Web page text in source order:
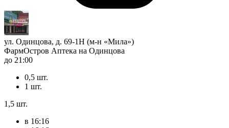
ул. Одинцова, д. 69-1Н (м-н «Мила»)
ФармОстров Аптека на Одинцова
до 21:00
0,5 шт.
1 шт.
1,5 шт.
в 16:16